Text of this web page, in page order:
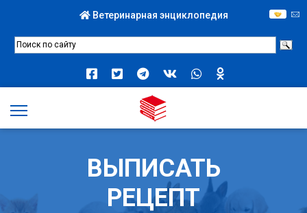
Ветеринарная энциклопедия
ВЫПИСАТЬ
РЕЦЕПТ